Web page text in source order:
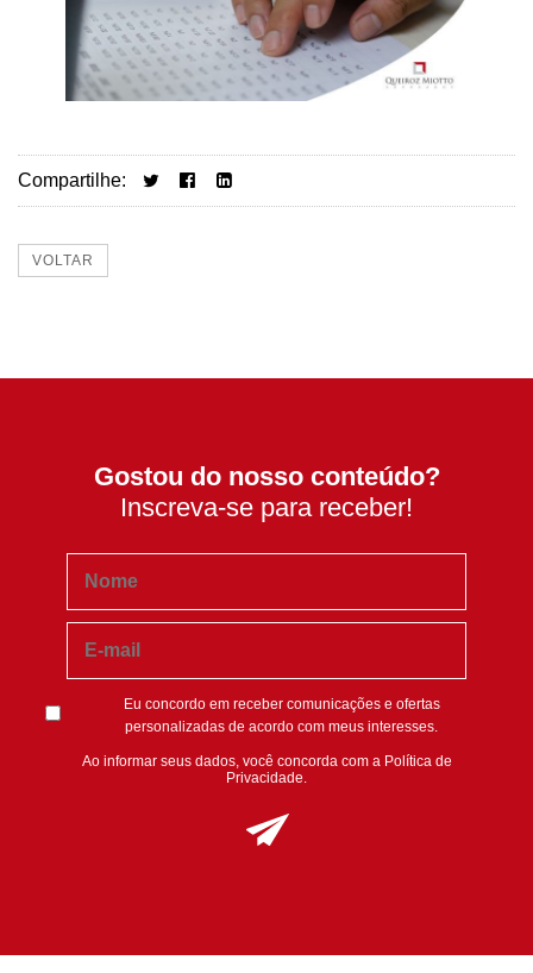
Compartilhe:
VOLTAR
Gostou do nosso conteúdo?
Inscreva-se para receber!
Eu concordo em receber comunicações e ofertas
personalizadas de acordo com meus interesses.
Ao informar seus dados, você concorda com a Política de
Privacidade.